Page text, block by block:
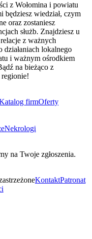
z Wołomina i powiatu
będziesz wiedział, czym
oraz zostaniesz
służb. Znajdziesz u
z ważnych
działaniach lokalnego
i ważnym ośrodkiem
na bieżąco z
firmOferty
Nekrologi
na Twoje zgłoszenia.
KontaktPatronat